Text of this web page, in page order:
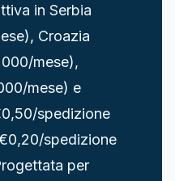
in Serbia
Croazia
mese),
mese) e
spedizione
spedizione
per